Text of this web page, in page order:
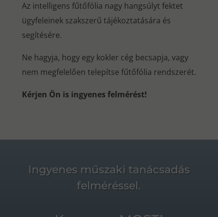
Az intelligens fűtőfólia nagy hangsúlyt fektet
ügyfeleinek szakszerű tájékoztatására és
segítésére.
Ne hagyja, hogy egy kokler cég becsapja, vagy
nem megfelelően telepítse fűtőfólia rendszerét.
Kérjen Ön is ingyenes felmérést!
Ingyenes műszaki tanácsadás
felméréssel.